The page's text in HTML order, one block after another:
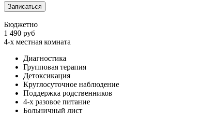
Записаться
Бюджетно
1 490 руб
4-х местная комната
Диагностика
Групповая терапия
Детоксикация
Круглосуточное наблюдение
Поддержка родственников
4-х разовое питание
Больничный лист